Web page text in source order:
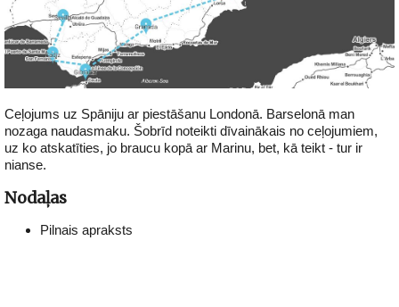
Ceļojums uz Spāniju ar piestāšanu Londonā. Barselonā man
nozaga naudasmaku. Šobrīd noteikti dīvainākais no ceļojumiem,
uz ko atskatīties, jo braucu kopā ar Marinu, bet, kā teikt - tur ir
nianse.
Nodaļas
Pilnais apraksts